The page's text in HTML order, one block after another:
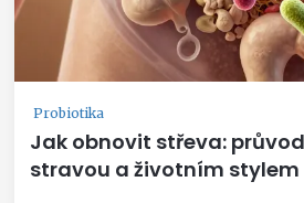
Probiotika
Jak obnovit střeva:
stravou a životním stylem